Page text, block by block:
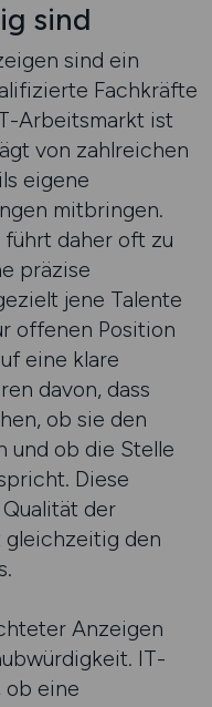
sind
sind ein
Fachkräfte
Arbeitsmarkt ist
von zahlreichen
eigene
mitbringen.
daher oft zu
präzise
jene Talente
offenen Position
eine klare
davon, dass
ob sie den
und ob die Stelle
Diese
der
gleichzeitig den
Anzeigen
IT-
ob eine